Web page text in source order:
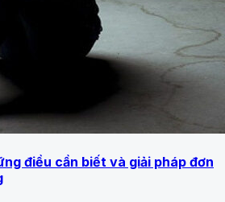
điều cần biết và giải pháp đơn